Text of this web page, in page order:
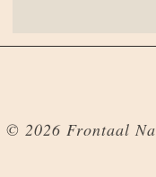
© 2026 Frontaal